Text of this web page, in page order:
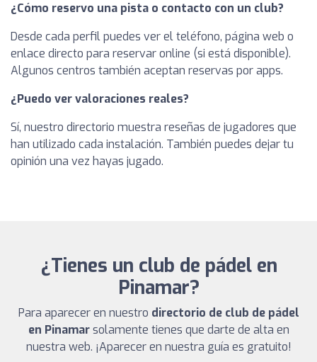
¿Cómo reservo una pista o contacto con un club?
Desde cada perfil puedes ver el teléfono, página web o
enlace directo para reservar online (si está disponible).
Algunos centros también aceptan reservas por apps.
¿Puedo ver valoraciones reales?
Sí, nuestro directorio muestra reseñas de jugadores que
han utilizado cada instalación. También puedes dejar tu
opinión una vez hayas jugado.
¿Tienes un club de pádel en
Pinamar?
Para aparecer en nuestro directorio de club de pádel
en Pinamarsolamente tienes que darte de alta en
nuestra web. ¡Aparecer en nuestra guía es gratuito!